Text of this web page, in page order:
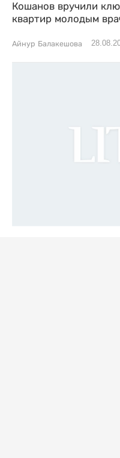
Кошанов вручили
квартир молодым
Айнур Балакешова